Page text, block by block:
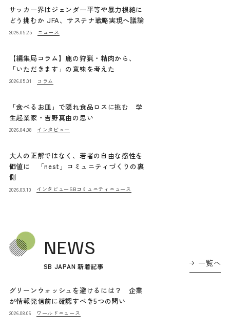
サッカー界はジェンダー平等や暴力根絶に
どう挑むか JFA、サステナ戦略実現へ議論
2026.05.25 ニュース
【編集局コラム】鹿の狩猟・精肉から、
「いただきます」の意味を考えた
2026.05.01 コラム
「食べるお皿」で隠れ食品ロスに挑む 学
生起業家・吉野真由の思い
2026.04.08 インタビュー
大人の正解ではなく、若者の自由な感性を
価値に 「nest」コミュニティづくりの裏
側
2026.03.10 インタビュー SBコミュニティニュース
NEWS
SB JAPAN 新着記事 一覧へ
グリーンウォッシュを避けるには？ 企業
が情報発信前に確認すべき5つの問い
2026.08.06 ワールドニュース